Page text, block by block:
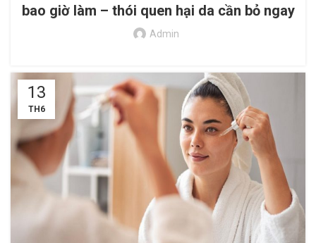
bao giờ làm – thói quen hại da cần bỏ ngay
Admin
13
TH6